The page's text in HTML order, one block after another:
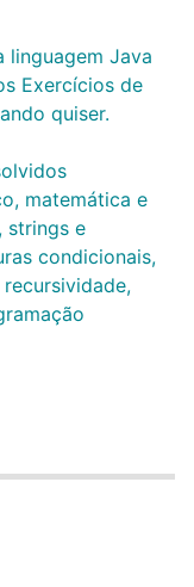
linguagem Java
Exercícios de
quiser.
matemática e
strings e
condicionais,